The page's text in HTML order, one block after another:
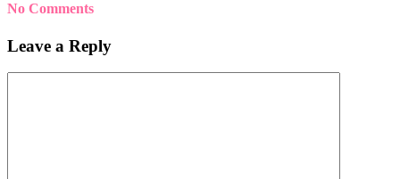
No Comments
Leave a Reply